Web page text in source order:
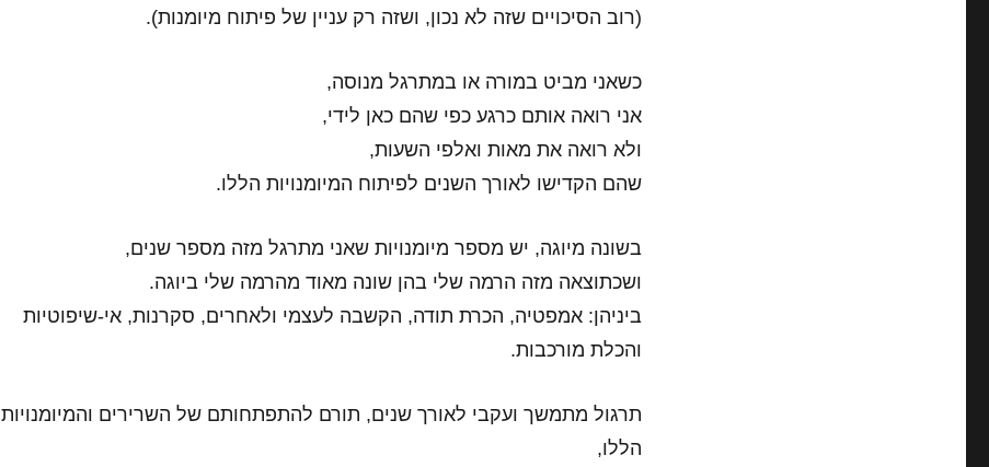
(רוב הסיכויים שזה לא נכון, ושזה רק עניין של פיתוח מיומנות).
כשאני מביט במורה או במתרגל מנוסה,
אני רואה אותם כרגע כפי שהם כאן לידי,
ולא רואה את מאות ואלפי השעות,
שהם הקדישו לאורך השנים לפיתוח המיומנויות הללו.
בשונה מיוגה, יש מספר מיומנויות שאני מתרגל מזה מספר שנים,
ושכתוצאה מזה הרמה שלי בהן שונה מאוד מהרמה שלי ביוגה.
ביניהן: אמפטיה, הכרת תודה, הקשבה לעצמי ולאחרים, סקרנות, אי-שיפוטיות
והכלת מורכבות.
תרגול מתמשך ועקבי לאורך שנים, תורם להתפתחותם של השרירים והמיומנויות
הללו,